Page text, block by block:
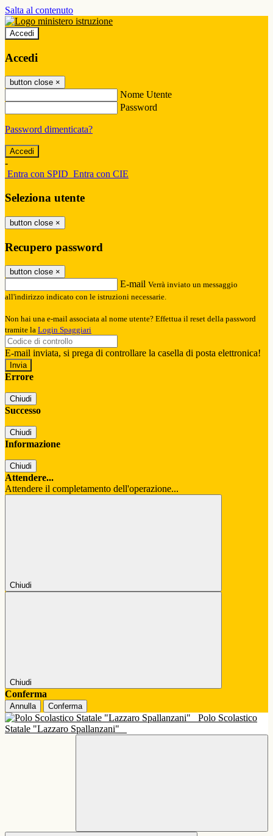
Salta al contenuto
Accedi
Accedi
button close ×
Nome Utente
Password
Password dimenticata?
-
Entra con SPID Entra con CIE
Seleziona utente
button close ×
Recupero password
button close ×
E-mail Verrà inviato un messaggio
all'indirizzo indicato con le istruzioni necessarie.
Non hai una e-mail associata al nome utente? Effettua il reset della password
tramite la Login Spaggiari
E-mail inviata, si prega di controllare la casella di posta elettronica!
Errore
Chiudi
Successo
Chiudi
Informazione
Chiudi
Attendere...
Attendere il completamento dell'operazione...
Chiudi
Chiudi
Conferma
Annulla Conferma
Polo Scolastico
Statale "Lazzaro Spallanzani"